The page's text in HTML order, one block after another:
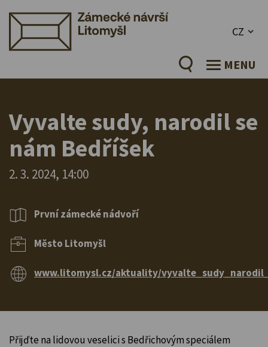
CZ
MENU
Vyvalte sudy, narodil se
nám Bedříšek
2. 3. 2024, 14:00
První zámecké nádvoří
Město Litomyšl
www.litomysl.cz/aktuality/
Přijďte na lidovou veselici s Bedřichovým speciálem